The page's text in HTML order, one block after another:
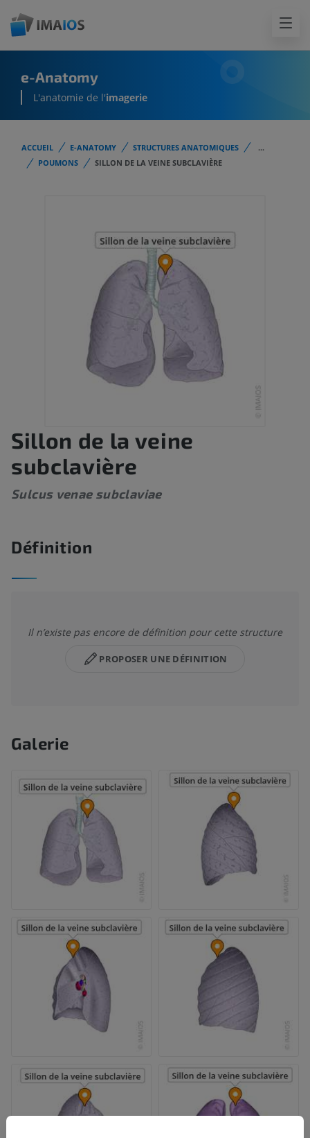
e-Anatomy
L'anatomie de l'imagerie
ACCUEIL E-ANATOMY STRUCTURES ANATOMIQUES
...
POUMONS
SILLON DE LA VEINE SUBCLAVIÈRE
Sillon de la veine
subclavière
Sulcus venae subclaviae
Définition
Il n’existe pas encore de définition pour cette structure
PROPOSER UNE DÉFINITION
Galerie